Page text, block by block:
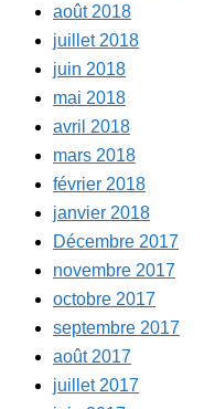
août 2018
juillet 2018
juin 2018
mai 2018
avril 2018
mars 2018
février 2018
janvier 2018
Décembre 2017
novembre 2017
octobre 2017
septembre 2017
août 2017
juillet 2017